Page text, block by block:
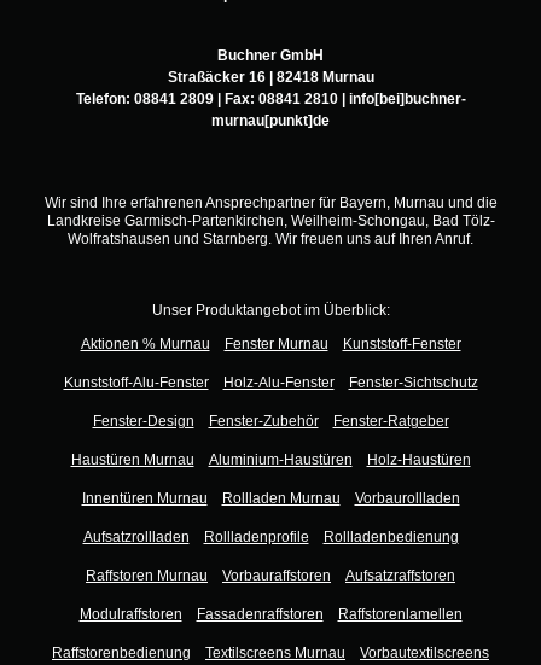
Buchner GmbH
Straßäcker 16 | 82418 Murnau
Telefon: 08841 2809| Fax: 08841 2810 | info[bei]buchner-
murnau[punkt]de
Wir sind Ihre erfahrenen Ansprechpartner für Bayern, Murnau und die
Landkreise Garmisch-Partenkirchen, Weilheim-Schongau, Bad Tölz-
Wolfratshausen und Starnberg. Wir freuen uns auf Ihren Anruf.
Unser Produktangebot im Überblick:
Aktionen % Murnau
Fenster Murnau Kunststoff-Fenster
Kunststoff-Alu-Fenster Holz-Alu-Fenster Fenster-Sichtschutz
Fenster-Design Fenster-Zubehör Fenster-Ratgeber
Haustüren Murnau Aluminium-Haustüren Holz-Haustüren
Innentüren Murnau Rollladen Murnau Vorbaurollladen
Aufsatzrollladen Rollladenprofile Rollladenbedienung
Raffstoren Murnau Vorbauraffstoren Aufsatzraffstoren
Modulraffstoren Fassadenraffstoren Raffstorenlamellen
Raffstorenbedienung Textilscreens Murnau Vorbautextilscreens